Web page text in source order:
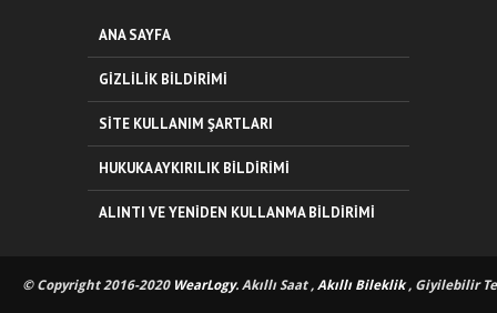
ANA SAYFA
GIZLILIK BILDIRIMI
SITE KULLANIM ŞARTLARI
HUKUKA AYKIRILIK BILDIRIMI
ALINTI VE YENIDEN KULLANMA BILDIRIMI
© Copyright 2016-2020 WearLogy. Akıllı Saat , Akıllı Bileklik, Giyilebilir